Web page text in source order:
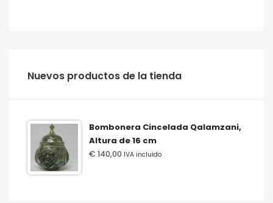
‫‪Nuevos‬‬ ‫‪productos‬‬ ‫‪de‬‬ ‫‪la‬‬ ‫‪tienda‬‬
Bombonera Cincelada Qalamzani,
Altura de 16 cm
€ 140,00 IVA incluido